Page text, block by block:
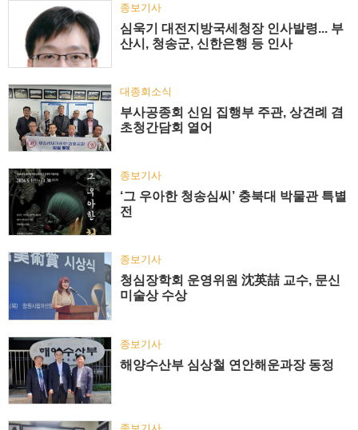
종보기사
심욱기 대전지방국세청장 인사발령... 부
산시, 청송군, 신한은행 등 인사
대종회소식
부사공종회 신임 집행부 주관, 상견례 겸
초청간담회 열어
종보기사
‘그 우아한 청송심씨’ 충북대 박물관 특별
전
종보기사
청심장학회 운영위원 沈英喆 교수, 문신
미술상 수상
종보기사
해양수산부 심상철 연안해운과장 동정